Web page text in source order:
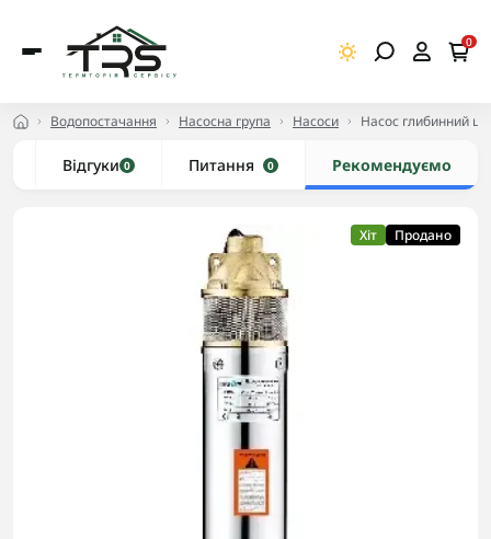
0
Водопостачання Насосна група Насоси Насос глибинний
Відгуки 0 Питання 0 Рекомендуємо
Хіт Продано